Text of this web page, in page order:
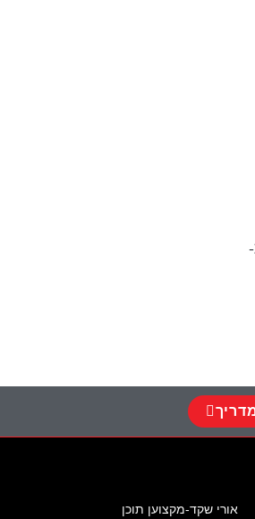
אורי שקד-מקצוען תוכן